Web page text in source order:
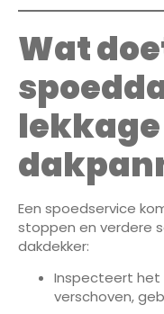
Wat
Een spoedservice
stoppen en verdere
dakdekker:
Inspecteert het
verschoven,